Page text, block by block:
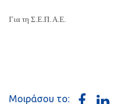
Για τη Σ.Ε.Π. Α.Ε.
Μοιράσου το: